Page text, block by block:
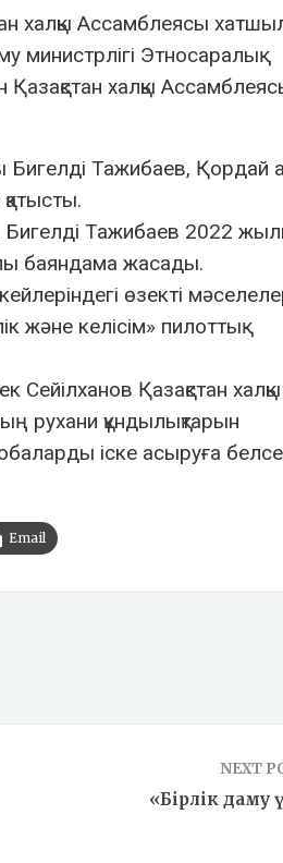
халқы Ассамблеясы
министрлігі Этносаралық
Қазақстан халқы
Бигелді Тажибаев, Қордай
Бигелді Тажибаев 2022
баяндама жасады.
өзекті
және келісім» пилоттық
Сейілханов Қазақстан халқы
рухани құндылықтарын
іске асыруға
Email
NEXT
«Бірлік даму